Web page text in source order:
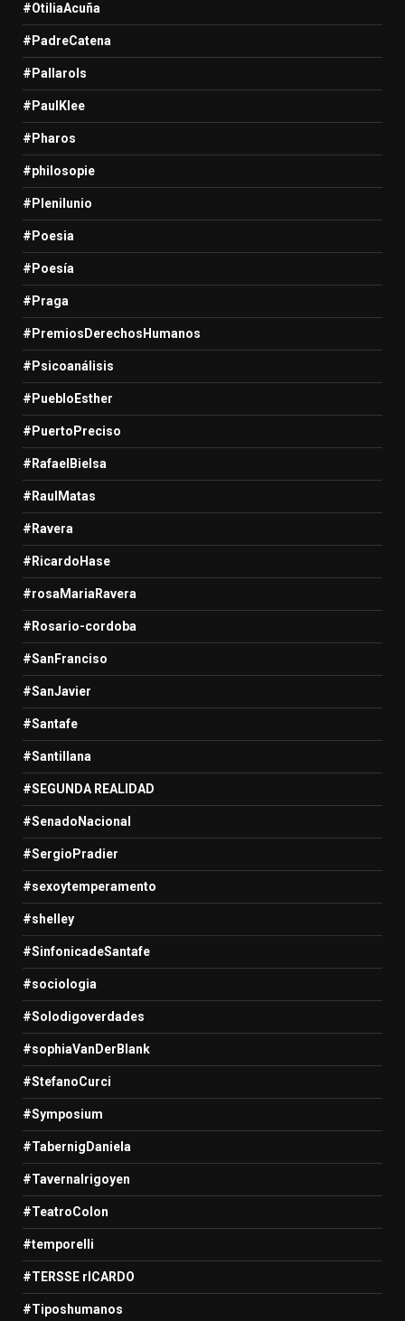
#OtiliaAcuña
#PadreCatena
#Pallarols
#PaulKlee
#Pharos
#philosopie
#Plenilunio
#Poesia
#Poesía
#Praga
#PremiosDerechosHumanos
#Psicoanálisis
#PuebloEsther
#PuertoPreciso
#RafaelBielsa
#RaulMatas
#Ravera
#RicardoHase
#rosaMariaRavera
#Rosario-cordoba
#SanFranciso
#SanJavier
#Santafe
#Santillana
#SEGUNDA REALIDAD
#SenadoNacional
#SergioPradier
#sexoytemperamento
#shelley
#SinfonicadeSantafe
#sociologia
#Solodigoverdades
#sophiaVanDerBlank
#StefanoCurci
#Symposium
#TabernigDaniela
#TavernaIrigoyen
#TeatroColon
#temporelli
#TERSSE rICARDO
#Tiposhumanos